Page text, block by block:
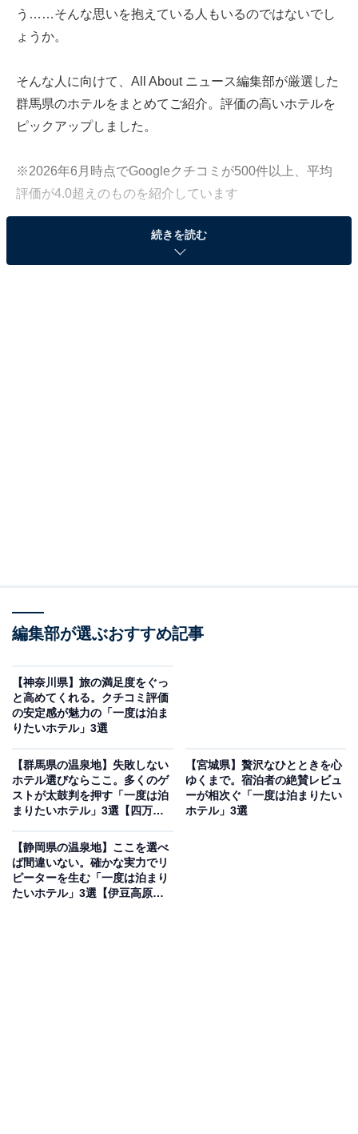
う……そんな思いを抱えている人もいるのではないでし
ょうか。
そんな人に向けて、All About ニュース編集部が厳選した
群馬県のホテルをまとめてご紹介。評価の高いホテルを
ピックアップしました。
※2026年6月時点でGoogleクチコミが500件以上、平均
評価が4.0超えのものを紹介しています
この記事の執筆者： All About ニュース お買
いもの部
り）
「草津温泉 ホテル櫻井」は、長さ約三十メートルにおよ
ぶ草津最大級の大浴場が自慢の宿です。万代鉱・西の河
原・綿の湯の3つの源泉を引き、源泉かけ流しの名湯を
広々とした空間で堪能できます。食事は地産地消の地元
名物が並ぶ豪華バイキングが人気で、ライブキッチンで
続きを読む
編集部が選ぶおすすめ記事
【神奈川県】旅の満足度をぐっ
と高めてくれる。クチコミ評価
の安定感が魅力の「一度は泊ま
りたいホテル」3選
【群馬県の温泉地】失敗しない
ホテル選びならここ。多くのゲ
ストが太鼓判を押す「一度は泊
まりたいホテル」3選【四万温
【宮城県】贅沢なひとときを心
ゆくまで。宿泊者の絶賛レビュ
ーが相次ぐ「一度は泊まりたい
ホテル」3選
【静岡県の温泉地】ここを選べ
ば間違いない。確かな実力でリ
ピーターを生む「一度は泊まり
たいホテル」3選【伊豆高原温